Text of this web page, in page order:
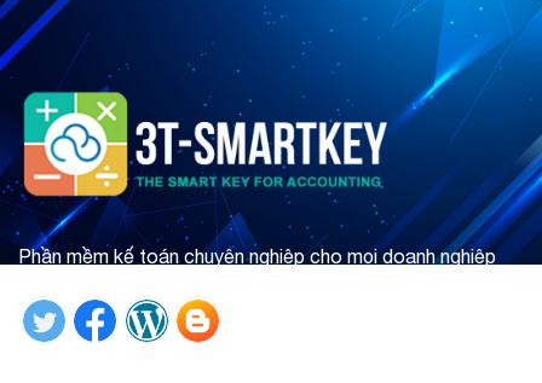
Phần mềm kế toán chuyên nghiệp cho mọi doanh nghiệp